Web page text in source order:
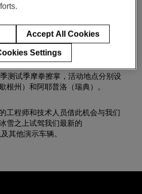
队横跨两大洲，分隔两地举办
测试季摩拳擦掌，活动地点分别设
根州）和阿耶普洛（瑞典）。
工程师和技术人员借此机会与我们
雪之上试驾我们最新的
其他演示车辆。
Accept All Cookies
Settings